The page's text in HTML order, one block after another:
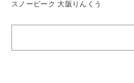
スノーピーク 大阪りんくう